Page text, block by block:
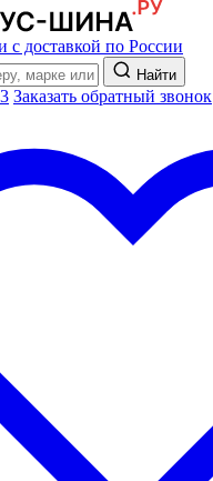
доставкой по России
Найти
Заказать обратный звонок